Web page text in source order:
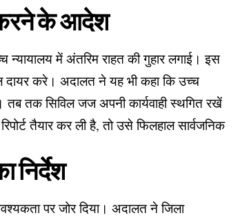
करने के आदेश
न्यायालय में अंतरिम राहत की गुहार लगाई। इस
दायर करे। अदालत ने यह भी कहा कि उच्च
तब तक सिविल जज अपनी कार्यवाही स्थगित रखें
तैयार कर ली है, तो उसे फिलहाल सार्वजनिक
निर्देश
पर जोर दिया। अदालत ने जिला